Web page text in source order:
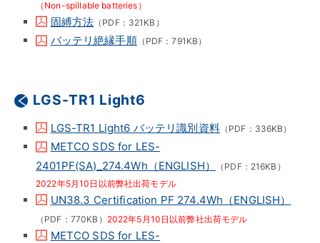
（Non-spillable batteries）
固縛方法 （PDF：321KB）
バッテリ絶縁手順 （PDF：791KB）
LGS-TR1 Light6
LGS-TR1 Light6 バッテリ識別資料（PDF：336KB）
METCO SDS for LES-
2401PF(SA)_274.4Wh（ENGLISH）
（PDF：216KB）
2022年5月10日以前弊社出荷モデル
UN38.3 Certification PF 274.4Wh（ENGLISH）
（PDF：770KB） 2022年5月10日以前弊社出荷モデル
METCO SDS for LES-